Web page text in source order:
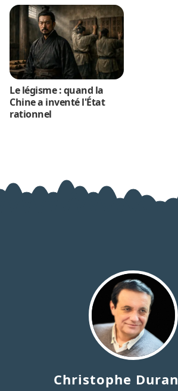
Le légisme : quand la
Chine a inventé l'État
rationnel
Christophe